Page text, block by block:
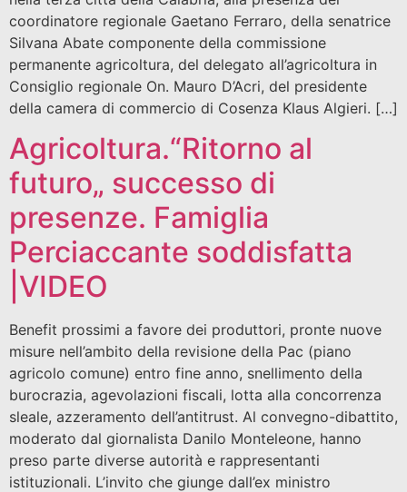
coordinatore regionale Gaetano Ferraro, della senatrice
Silvana Abate componente della commissione
permanente agricoltura, del delegato all’agricoltura in
Consiglio regionale On. Mauro D’Acri, del presidente
della camera di commercio di Cosenza Klaus Algieri. […]
Agricoltura.“Ritorno al
futuro„ successo di
presenze. Famiglia
Perciaccante soddisfatta
|VIDEO
Benefit prossimi a favore dei produttori, pronte nuove
misure nell’ambito della revisione della Pac (piano
agricolo comune) entro fine anno, snellimento della
burocrazia, agevolazioni fiscali, lotta alla concorrenza
sleale, azzeramento dell’antitrust. Al convegno-dibattito,
moderato dal giornalista Danilo Monteleone, hanno
preso parte diverse autorità e rappresentanti
istituzionali. L’invito che giunge dall’ex ministro